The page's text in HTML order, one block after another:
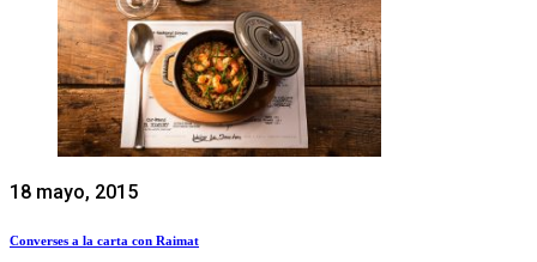
18 mayo, 2015
Converses a la carta con Raimat